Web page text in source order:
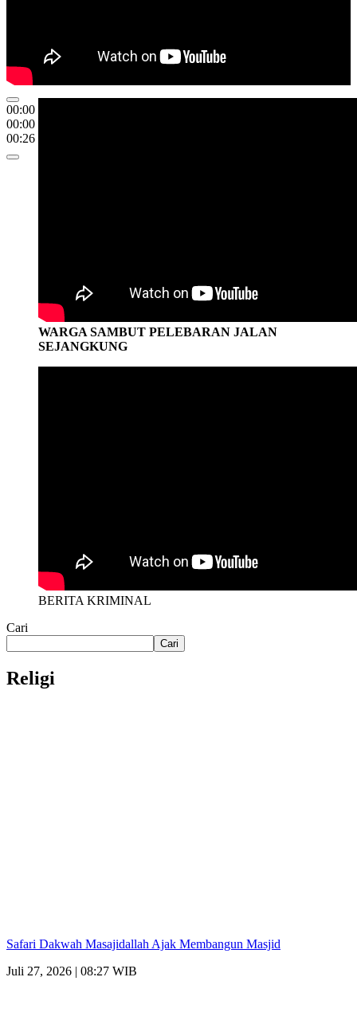
00:00
00:00
00:26
WARGA SAMBUT PELEBARAN JALAN
SEJANGKUNG
BERITA KRIMINAL
Cari
Cari
Religi
Safari Dakwah Masajidallah Ajak Membangun Masjid
Juli 27, 2026 | 08:27 WIB